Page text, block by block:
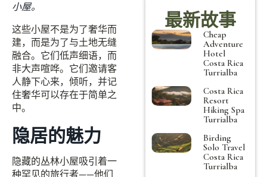
小屋。
这些小屋不是为了奢华而
建，而是为了与土地无缝
融合。它们低声细语，而
非大声喧哗。它们邀请客
人静下心来，倾听，并记
住奢华可以存在于简单之
中。
隐居的魅力
隐藏的丛林小屋吸引着一
种罕见的旅行者——他们
最新故事
Cheap
Adventure
Hotel
Costa Rica
Turrialba
Costa Rica
Resort
Hiking Spa
Turrialba
Birding
Solo Travel
Costa Rica
Turrialba